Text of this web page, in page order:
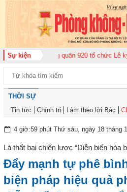
Sự kiện
đoàn Không quân 920 tổ chức Lễ kỷ
THỜI SỰ
Tin tức
Chính trị Làm theo lời Bác
4 giờ:59 phút Thứ sáu, ngày 18 tháng
Là thất bại chiến lược “Diễn biến hòa
Đẩy mạnh tự phê
biện pháp hiệu quả